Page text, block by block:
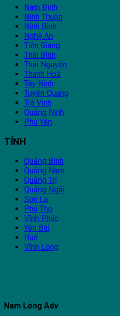
Nam Định
Ninh Thuận
Ninh Bình
Nghệ An
Tiền Giang
Thái Bình
Thái Nguyên
Thanh Hoá
Tây Ninh
Tuyên Quang
Trà Vinh
Quảng Ninh
Phú Yên
TỈNH
Quảng Bình
Quảng Nam
Quảng Trị
Quảng Ngãi
Sơn La
Phú Thọ
Vĩnh Phúc
Yên Bái
Huế
Vĩnh Long
Nam Long Adv